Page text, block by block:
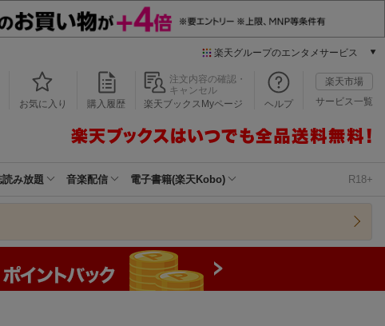
楽天グループのエンタメサービス
本/ゲーム/CD/DVD
楽天ブックス
楽天Kobo
お気に入り 購入履歴
注文内容の確認・
キャンセル
楽天ブックスMyページ
ヘルプ
楽天市場
サービス一覧
読み放題 音楽配信 電子書籍(楽天Kobo) R18+